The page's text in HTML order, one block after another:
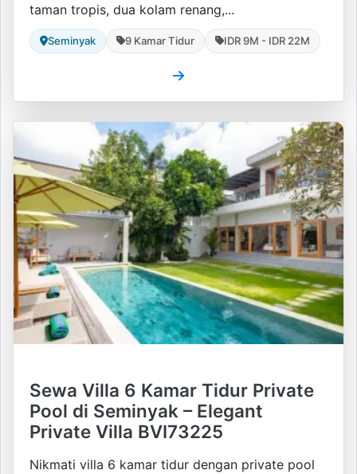
taman tropis, dua kolam renang,...
Seminyak 9 Kamar Tidur IDR 9M - IDR 22M
Sewa Villa 6 Kamar Tidur Private
Pool di Seminyak – Elegant
Private Villa BVI73225
Nikmati villa 6 kamar tidur dengan private pool